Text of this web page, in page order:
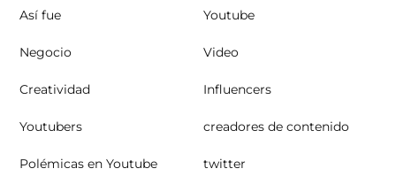
Así fue Youtube
Negocio Video
Creatividad Influencers
Youtubers creadores de contenido
Polémicas en Youtube twitter